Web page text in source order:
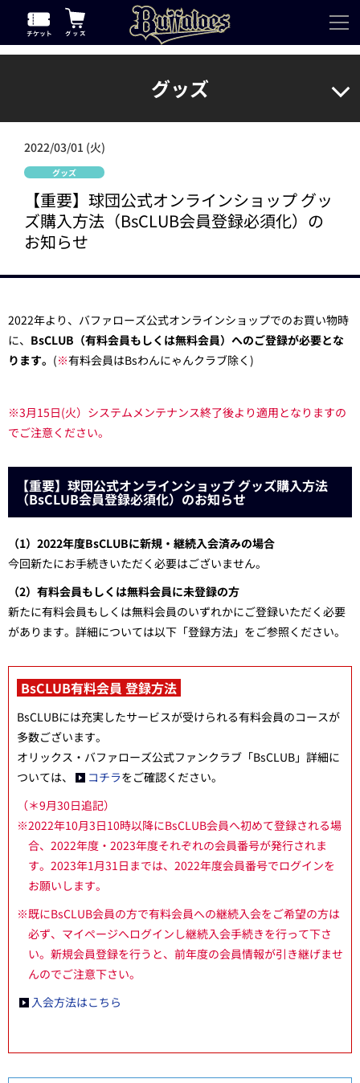
グッズ
2022/03/01 (火)
グッズ
【重要】球団公式オンラインショップ グッ
ズ購入方法（BsCLUB会員登録必須化）の
お知らせ
2022年より、バファローズ公式オンラインショップでのお買い物時
に、 BsCLUB（有料会員もしくは無料会員）へのご登録が必要とな
ります。 (※有料会員はBsわんにゃんクラブ除く)
※3月15日(火）システムメンテナンス終了後より適用となりますの
でご注意ください。
【重要】球団公式オンラインショップ グッズ購入方法
（BsCLUB会員登録必須化）のお知らせ
（1）2022年度BsCLUBに新規・継続入会済みの場合
今回新たにお手続きいただく必要はございません。
（2）有料会員もしくは無料会員に未登録の方
新たに有料会員もしくは無料会員のいずれかにご登録いただく必要
があります。詳細については以下「登録方法」をご参照ください。
BsCLUB有料会員 登録方法
BsCLUBには充実したサービスが受けられる有料会員のコースが
多数ございます。
オリックス・バファローズ公式ファンクラブ「BsCLUB」詳細に
ついては、
コチラをご確認ください。
（＊9月30日追記）
※2022年10月3日10時以降にBsCLUB会員へ初めて登録される場
合、2022年度・2023年度それぞれの会員番号が発行されま
す。2023年1月31日までは、2022年度会員番号でログインを
お願いします。
※既にBsCLUB会員の方で有料会員への継続入会をご希望の方は
必ず、マイページへログインし継続入会手続きを行って下さ
い。新規会員登録を行うと、前年度の会員情報が引き継げませ
んのでご注意下さい。
入会方法はこちら